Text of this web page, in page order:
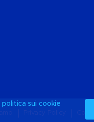
politica sui cookie